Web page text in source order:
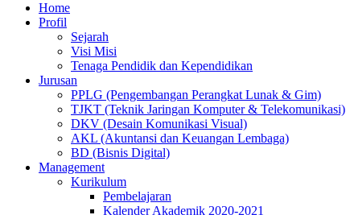
Home
Profil
Sejarah
Visi Misi
Tenaga Pendidik dan Kependidikan
Jurusan
PPLG (Pengembangan Perangkat Lunak & Gim)
TJKT (Teknik Jaringan Komputer & Telekomunikasi)
DKV (Desain Komunikasi Visual)
AKL (Akuntansi dan Keuangan Lembaga)
BD (Bisnis Digital)
Management
Kurikulum
Pembelajaran
Kalender Akademik 2020-2021